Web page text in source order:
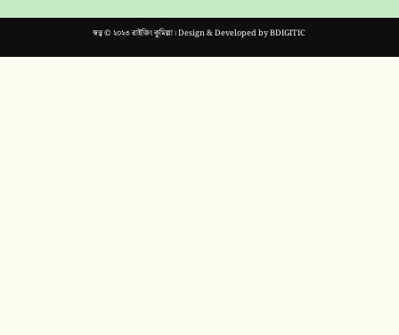
স্বত্ব © ২০২৩ রাইজিং কুমিল্লা। Design & Developed byBDIGITIC